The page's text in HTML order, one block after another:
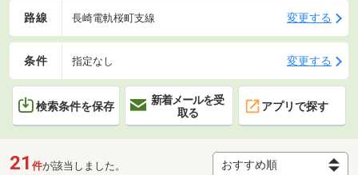
路線 長崎電軌桜町支線 変更する
条件 指定なし 変更する
検索条件を保存
新着メールを受
取る
アプリで探す
21 件が該当しました。